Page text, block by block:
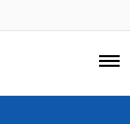
Sączu